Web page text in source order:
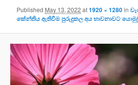
Published May 13, 2022 at1920 × 1280in
කේන්තිය ඇතිවීම පුරුදුකල අය භාවනාවට